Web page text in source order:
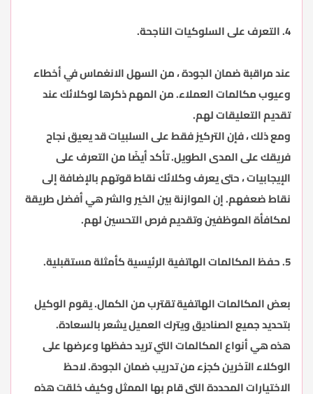
4. التعرف على السلوكيات الناجحة.
عند مراقبة ضمان الجودة ، من السهل الانغماس في أخطاء
وعيوب مكالمات العملاء. من المهم ذكرها لوكلائك عند
تقديم التعليقات لهم.
ومع ذلك ، فإن التركيز فقط على السلبيات قد يعيق نجاح
فريقك على المدى الطويل. تأكد أيضًا من التعرف على
الإيجابيات ، حتى يعرف وكلائك نقاط قوتهم بالإضافة إلى
نقاط ضعفهم. إن الموازنة بين الخير والشر هي أفضل طريقة
لمكافأة الموظفين وتقديم فرص التحسين لهم.
5. حفظ المكالمات الهاتفية الرئيسية كأمثلة مستقبلية.
بعض المكالمات الهاتفية تقترب من الكمال. يقوم الوكيل
بتحديد جميع الصناديق ويترك العميل يشعر بالسعادة.
هذه هي أنواع المكالمات التي تريد حفظها وعرضها على
الوكلاء الآخرين كجزء من تدريب ضمان الجودة. لاحظ
الاختيارات المحددة التي قام بها الممثل وكيف خلقت هذه